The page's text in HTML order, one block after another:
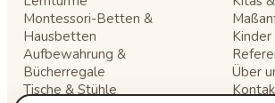
Montessori-Betten &
Hausbetten
Aufbewahrung &
Bücherregale
Tische & Stühle
Kinder
Über